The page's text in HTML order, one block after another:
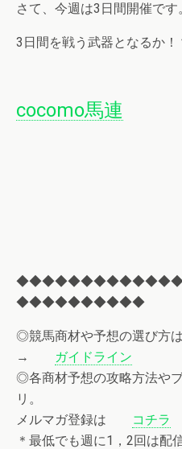
さて、今週は3日間開催です
3日間を戦う武器となるか！
cocomo馬連
◆◆◆◆◆◆◆◆◆◆
◎競馬商材や予想の選び方
→
ガイドライン
◎各商材予想の攻略方法や
リ。
メルマガ登録は
コチラ
＊最低でも週に1，2回は配